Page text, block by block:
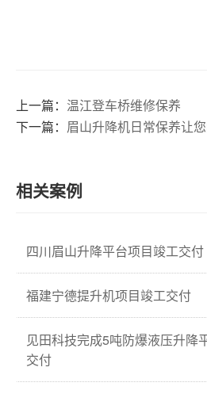
上一篇： 温江登车桥维修保养
下一篇： 眉山升降机日常保养让
相关案例
四川眉山升降平台项目竣工交付
福建宁德提升机项目竣工交付
见田科技完成5吨防爆液压升降
交付